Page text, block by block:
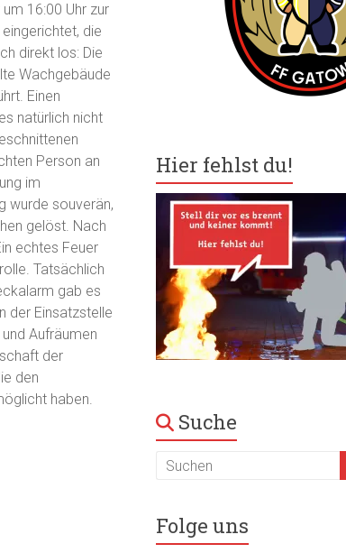
16:00 Uhr zur
die
direkt los: Die
Wachgebäude
Einen
natürlich nicht
Person an
im
wurde souverän,
gelöst. Nach
echtes Feuer
Tatsächlich
gab es
der Einsatzstelle
Aufräumen
der
den
haben.
Hier fehlst du!
Suche
Folge uns